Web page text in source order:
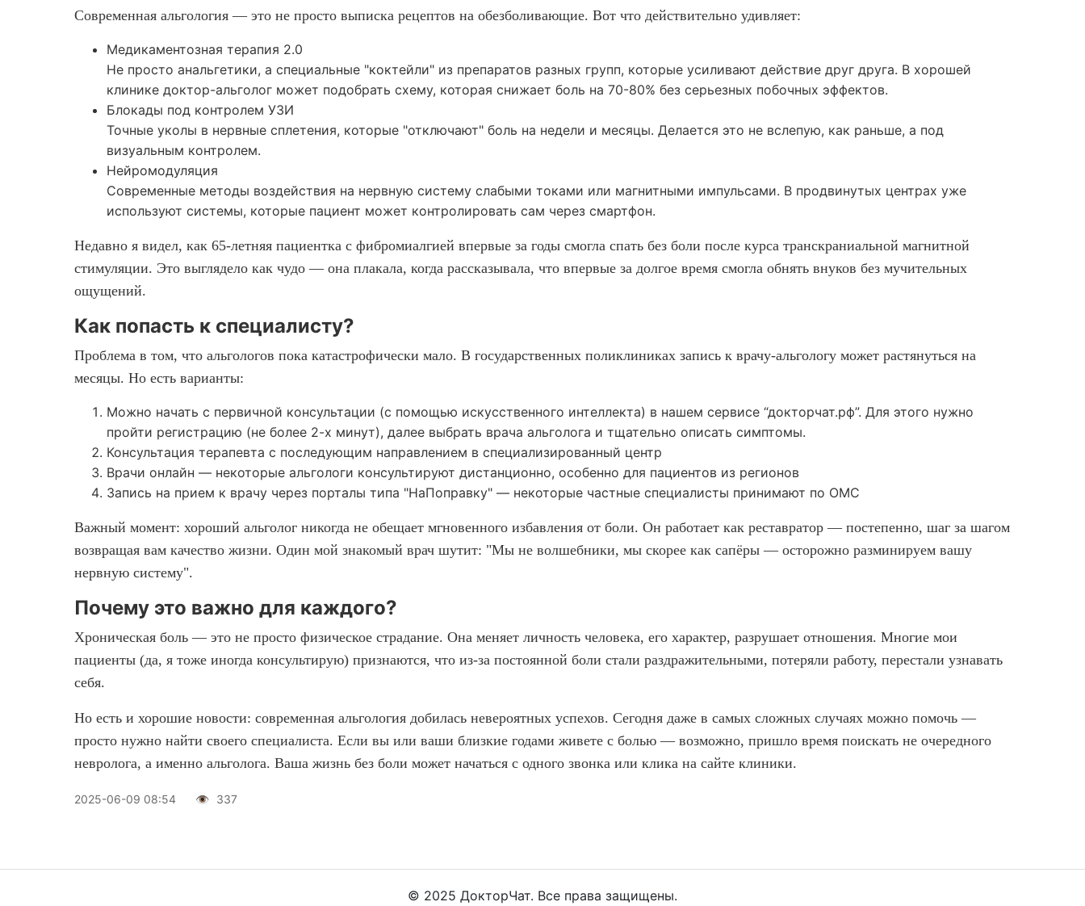
Современная альгология — это не просто выписка рецептов на обезболивающие. Вот что действительно удивляет:
Медикаментозная терапия 2.0
Не просто анальгетики, а специальные "коктейли" из препаратов разных групп, которые усиливают действие друг друга. В хорошей
клинике доктор-альголог может подобрать схему, которая снижает боль на 70-80% без серьезных побочных эффектов.
Блокады под контролем УЗИ
Точные уколы в нервные сплетения, которые "отключают" боль на недели и месяцы. Делается это не вслепую, как раньше, а под
визуальным контролем.
Нейромодуляция
Современные методы воздействия на нервную систему слабыми токами или магнитными импульсами. В продвинутых центрах уже
используют системы, которые пациент может контролировать сам через смартфон.
Недавно я видел, как 65-летняя пациентка с фибромиалгией впервые за годы смогла спать без боли после курса транскраниальной магнитной
стимуляции. Это выглядело как чудо — она плакала, когда рассказывала, что впервые за долгое время смогла обнять внуков без мучительных
ощущений.
Как попасть к специалисту?
Проблема в том, что альгологов пока катастрофически мало. В государственных поликлиниках запись к врачу-альгологу может растянуться на
месяцы. Но есть варианты:
Можно начать с первичной консультации (с помощью искусственного интеллекта) в нашем сервисе “докторчат.рф”. Для этого нужно
пройти регистрацию (не более 2-х минут), далее выбрать врача альголога и тщательно описать симптомы.
Консультация терапевта с последующим направлением в специализированный центр
Врачи онлайн — некоторые альгологи консультируют дистанционно, особенно для пациентов из регионов
Запись на прием к врачу через порталы типа "НаПоправку" — некоторые частные специалисты принимают по ОМС
Важный момент: хороший альголог никогда не обещает мгновенного избавления от боли. Он работает как реставратор — постепенно, шаг за шагом
возвращая вам качество жизни. Один мой знакомый врач шутит: "Мы не волшебники, мы скорее как сапёры — осторожно разминируем вашу
нервную систему".
Почему это важно для каждого?
Хроническая боль — это не просто физическое страдание. Она меняет личность человека, его характер, разрушает отношения. Многие мои
пациенты (да, я тоже иногда консультирую) признаются, что из-за постоянной боли стали раздражительными, потеряли работу, перестали узнавать
себя.
Но есть и хорошие новости: современная альгология добилась невероятных успехов. Сегодня даже в самых сложных случаях можно помочь —
просто нужно найти своего специалиста. Если вы или ваши близкие годами живете с болью — возможно, пришло время поискать не очередного
невролога, а именно альголога. Ваша жизнь без боли может начаться с одного звонка или клика на сайте клиники.
2025-06-09 08:54 👁️ 337
© 2025 ДокторЧат. Все права защищены.